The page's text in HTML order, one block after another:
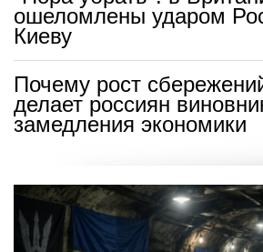
ошеломлены ударом
Киеву
Почему рост
делает россиян
замедления экономики